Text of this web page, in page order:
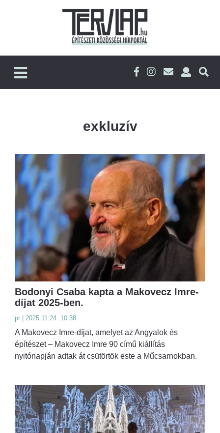
exkluzív
Bodonyi Csaba kapta a Makovecz Imre-
díjat 2025-ben.
pt | 2025.11.24. 10:38
A Makovecz Imre-díjat, amelyet az Angyalok és
építészet – Makovecz Imre 90 című kiállítás
nyitónapján adtak át csütörtök este a Műcsarnokban.